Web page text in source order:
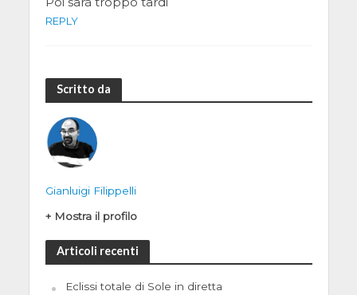
REPLY
Scritto da
Gianluigi Filippelli
+ Mostra il profilo
Articoli recenti
Eclissi totale di Sole in diretta